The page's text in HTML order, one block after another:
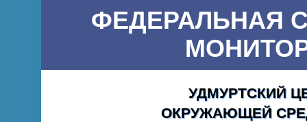
ФЕДЕРАЛЬНАЯ
УДМУРТСКИЙ
ОКРУЖАЮЩЕЙ